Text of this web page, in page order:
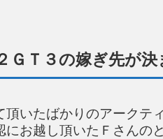
ＧＴ３の嫁ぎ先が
いたばかりのアークテ
お越し頂いたＦさんの